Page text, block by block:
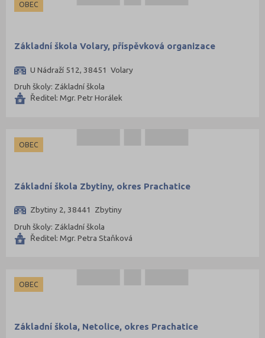
OBEC
Základní škola Volary, příspěvková organizace
U Nádraží 512, 38451 Volary
Druh školy: Základní škola
Ředitel: Mgr. Petr Horálek
OBEC
Základní škola Zbytiny, okres Prachatice
Zbytiny 2, 38441 Zbytiny
Druh školy: Základní škola
Ředitel: Mgr. Petra Staňková
OBEC
Základní škola, Netolice, okres Prachatice